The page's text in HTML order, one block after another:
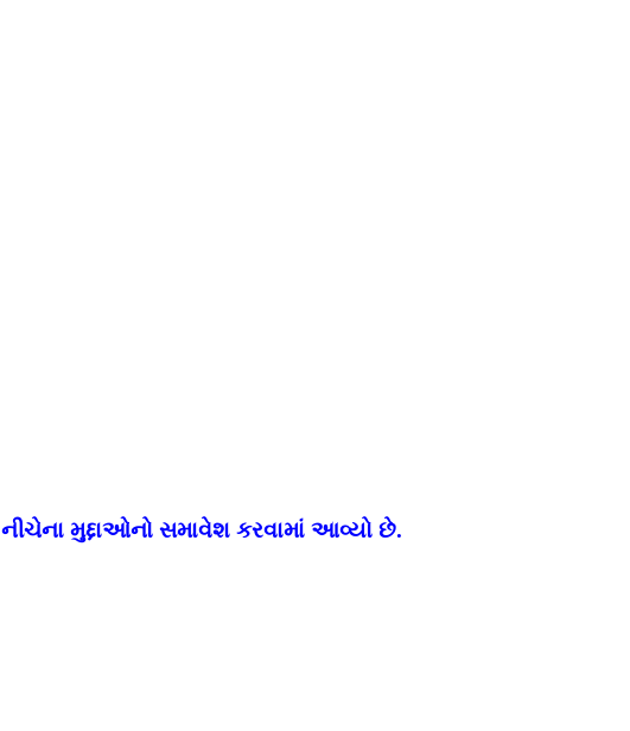
નીચેના મુદ્દાઓનો સમાવેશ કરવામાં આવ્યો છે.